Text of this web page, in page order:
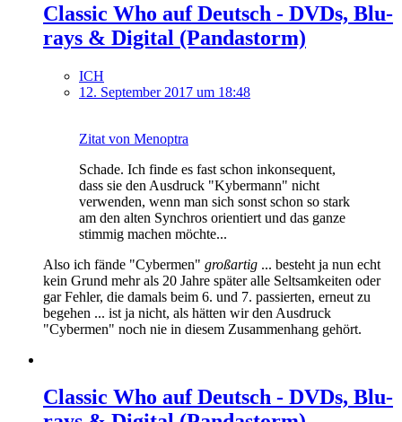
Classic Who auf Deutsch - DVDs, Blu-
rays & Digital (Pandastorm)
ICH
12. September 2017 um 18:48
Zitat von Menoptra
Schade. Ich finde es fast schon inkonsequent,
dass sie den Ausdruck "Kybermann" nicht
verwenden, wenn man sich sonst schon so stark
am den alten Synchros orientiert und das ganze
stimmig machen möchte...
Also ich fände "Cybermen" großartig ... besteht ja nun echt
kein Grund mehr als 20 Jahre später alle Seltsamkeiten oder
gar Fehler, die damals beim 6. und 7. passierten, erneut zu
begehen ... ist ja nicht, als hätten wir den Ausdruck
"Cybermen" noch nie in diesem Zusammenhang gehört.
Classic Who auf Deutsch - DVDs, Blu-